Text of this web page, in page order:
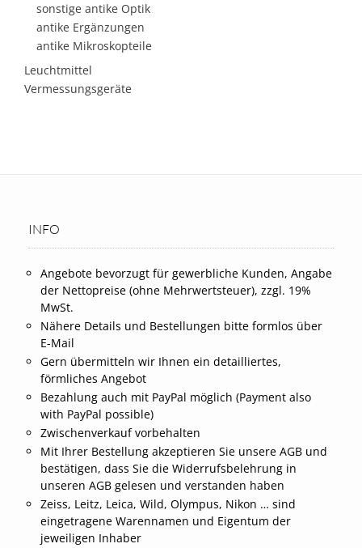
sonstige antike Optik
antike Ergänzungen
antike Mikroskopteile
Leuchtmittel
Vermessungsgeräte
INFO
Angebote bevorzugt für gewerbliche Kunden, Angabe
der Nettopreise (ohne Mehrwertsteuer), zzgl. 19%
MwSt.
Nähere Details und Bestellungen bitte formlos über
E-Mail
Gern übermitteln wir Ihnen ein detailliertes,
förmliches Angebot
Bezahlung auch mit PayPal möglich (Payment also
with PayPal possible)
Zwischenverkauf vorbehalten
Mit Ihrer Bestellung akzeptieren Sie unsere AGB und
bestätigen, dass Sie die Widerrufsbelehrung in
unseren AGB gelesen und verstanden haben
Zeiss, Leitz, Leica, Wild, Olympus, Nikon … sind
eingetragene Warennamen und Eigentum der
jeweiligen Inhaber